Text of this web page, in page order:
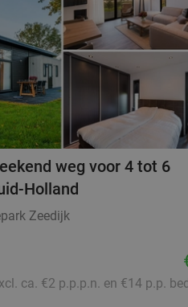
weg voor 4 tot 6
Holland
Zeedijk
ca. €2 p.p.p.n. en €14 p.p.